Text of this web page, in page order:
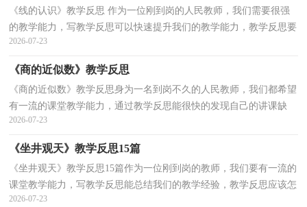
《线的认识》教学反思 作为一位刚到岗的人民教师，我们需要很强
的教学能力，写教学反思可以快速提升我们的教学能力，教学反思要
怎么写呢？下面是小编帮大家整理的《线的认识》教学...
2026-07-23
《商的近似数》教学反思
《商的近似数》教学反思身为一名到岗不久的人民教师，我们都希望
有一流的课堂教学能力，通过教学反思能很快的发现自己的讲课缺
点，如何把教学反思做到重点突出呢？下面是小编帮大家...
2026-07-23
《坐井观天》教学反思15篇
《坐井观天》教学反思15篇作为一位刚到岗的教师，我们要有一流的
课堂教学能力，写教学反思能总结我们的教学经验，教学反思应该怎
么写呢？下面是小编为大家收集的《坐井观天》教学反...
2026-07-23